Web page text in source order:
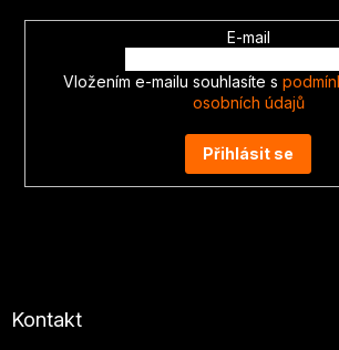
E-mail
Vložením e-mailu souhlasíte s
osobních údajů
Přihlásit se
Kontakt